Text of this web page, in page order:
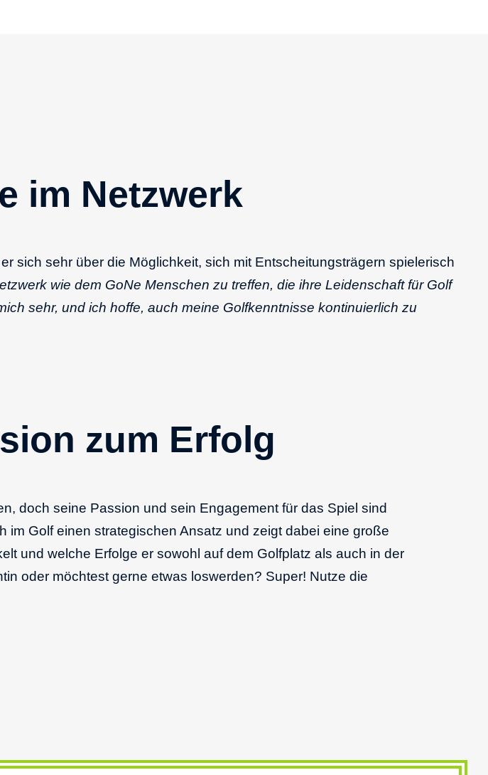
im Netzwerk
sich sehr über die Möglichkeit, sich mit Entscheitungsträgern spielerisch
wie dem GoNe Menschen zu treffen, die ihre Leidenschaft für Golf
sehr, und ich hoffe, auch meine Golfkenntnisse kontinuierlich zu
zum Erfolg
doch seine Passion und sein Engagement für das Spiel sind
Golf einen strategischen Ansatz und zeigt dabei eine große
und welche Erfolge er sowohl auf dem Golfplatz als auch in der
oder möchtest gerne etwas loswerden? Super! Nutze die